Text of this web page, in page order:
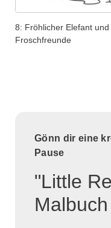
8: Fröhlicher Elefant und
Froschfreunde
Gönn dir eine
Pause
"Little
Malbuch